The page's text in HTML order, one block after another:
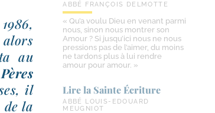
au
Pères
il
de la
ABBÉ FRANÇOIS DELMOTTE
« Qu’a voulu Dieu en venant parmi
nous, sinon nous montrer son
Amour ? Si jusqu’ici nous ne nous
pressions pas de l’aimer, du moins
ne tardons plus à lui rendre
amour pour amour. »
Lire la Sainte Écriture
ABBÉ LOUIS-EDOUARD
MEUGNIOT